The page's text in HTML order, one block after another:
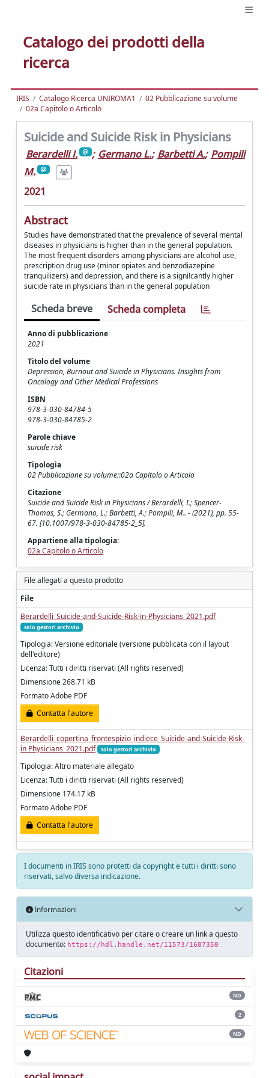
Catalogo dei prodotti della
ricerca
IRIS Catalogo Ricerca UNIROMA1
02 Pubblicazione su volume
02a Capitolo o Articolo
Suicide and Suicide Risk in Physicians
Berardelli I. ; Germano L.; Barbetti A.; Pompili
M.
2021
Abstract
Studies have demonstrated that the prevalence of several mental
diseases in physicians is higher than in the general population.
The most frequent disorders among physicians are alcohol use,
prescription drug use (minor opiates and benzodiazepine
tranquilizers) and depression, and there is a signi!cantly higher
suicide rate in physicians than in the general population
Scheda breve Scheda completa
Anno di pubblicazione
2021
Titolo del volume
Depression, Burnout and Suicide in Physicians. Insights from
Oncology and Other Medical Professions
ISBN
978-3-030-84784-5
978-3-030-84785-2
Parole chiave
suicide risk
Tipologia
02 Pubblicazione su volume::02a Capitolo o Articolo
Citazione
Suicide and Suicide Risk in Physicians / Berardelli, I.; Spencer-
Thomas, S.; Germano, L.; Barbetti, A.; Pompili, M.. - (2021), pp. 55-
67. [10.1007/978-3-030-84785-2_5].
Appartiene alla tipologia:
02a Capitolo o Articolo
File allegati a questo prodotto
File
Berardelli_Suicide-and-Suicide-Risk-in-Physicians_2021.pdf
solo gestori archivio
Tipologia: Versione editoriale (versione pubblicata con il layout
dell'editore)
Licenza: Tutti i diritti riservati (All rights reserved)
Dimensione 268.71 kB
Formato Adobe PDF
Contatta l'autore
Berardelli_copertina_frontespizio_indiece_Suicide-and-Suicide-Risk-
in Physicians_2021.pdf
solo gestori archivio
Tipologia: Altro materiale allegato
Licenza: Tutti i diritti riservati (All rights reserved)
Dimensione 174.17 kB
Formato Adobe PDF
Contatta l'autore
I documenti in IRIS sono protetti da copyright e tutti i diritti sono
riservati, salvo diversa indicazione.
Informazioni
Utilizza questo identificativo per citare o creare un link a questo
documento: https://hdl.handle.net/11573/1687350
Citazioni
ND
2
ND